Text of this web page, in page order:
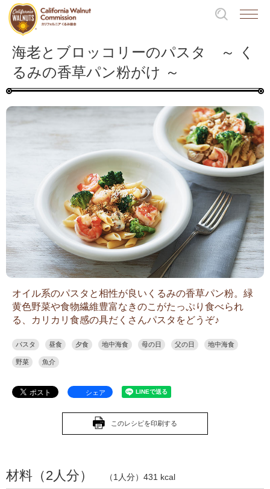
海老とブロッコリーのパスタ ～ く
るみの香草パン粉がけ ～
オイル系のパスタと相性が良いくるみの香草パン粉。緑
黄色野菜や食物繊維豊富なきのこがたっぷり食べられ
る、カリカリ食感の具だくさんパスタをどうぞ♪
パスタ 昼食 夕食 地中海食 母の日 父の日 地中海食
野菜 魚介
シェア
このレシピを印刷する
材料（2人分） （1人分）431 kcal